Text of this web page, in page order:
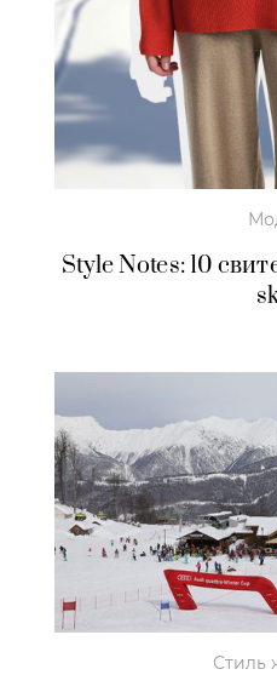
Style Notes: 10
Стиль